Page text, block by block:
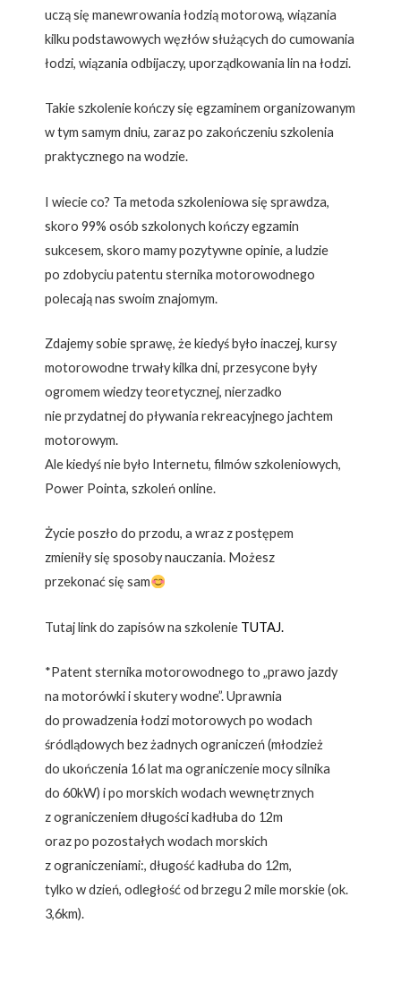
uczą się manewrowania łodzią motorową, wiązania
kilku podstawowych węzłów służących do cumowania
łodzi, wiązania odbijaczy, uporządkowania lin na łodzi.
Takie szkolenie kończy się egzaminem organizowanym
w tym samym dniu, zaraz po zakończeniu szkolenia
praktycznego na wodzie.
I wiecie co? Ta metoda szkoleniowa się sprawdza,
skoro 99% osób szkolonych kończy egzamin
sukcesem, skoro mamy pozytywne opinie, a ludzie
po zdobyciu patentu sternika motorowodnego
polecają nas swoim znajomym.
Zdajemy sobie sprawę, że kiedyś było inaczej, kursy
motorowodne trwały kilka dni, przesycone były
ogromem wiedzy teoretycznej, nierzadko
nie przydatnej do pływania rekreacyjnego jachtem
motorowym.
Ale kiedyś nie było Internetu, filmów szkoleniowych,
Power Pointa, szkoleń online.
Życie poszło do przodu, a wraz z postępem
zmieniły się sposoby nauczania. Możesz
przekonać się sam
Tutaj link do zapisów na szkolenie TUTAJ.
*Patent sternika motorowodnego to „prawo jazdy
na motorówki i skutery wodne”. Uprawnia
do prowadzenia łodzi motorowych po wodach
śródlądowych bez żadnych ograniczeń (młodzież
do ukończenia 16 lat ma ograniczenie mocy silnika
do 60kW) i po morskich wodach wewnętrznych
z ograniczeniem długości kadłuba do 12m
oraz po pozostałych wodach morskich
z ograniczeniami:, długość kadłuba do 12m,
tylko w dzień, odległość od brzegu 2 mile morskie (ok.
3,6km).